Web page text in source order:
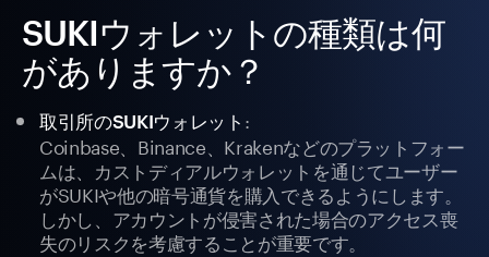
SUKIウォレットの種類は何
がありますか？
取引所のSUKIウォレット :
Coinbase、Binance、Krakenなどのプラットフォー
ムは、カストディアルウォレットを通じてユーザー
がSUKIや他の暗号通貨を購入できるようにします。
しかし、アカウントが侵害された場合のアクセス喪
失のリスクを考慮することが重要です。